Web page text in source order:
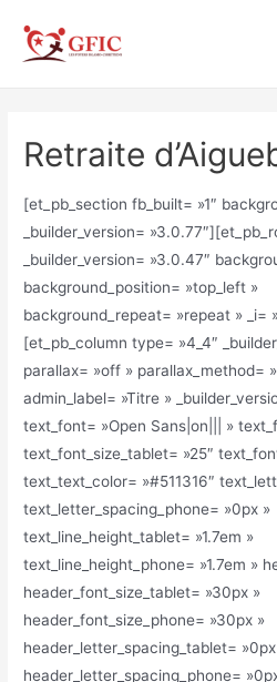
contenu
Retraite
[et_pb_section fb_built= »1″
_builder_version=
_builder_version= »3.0.47″
background_position= »top_left »
background_repeat= »repeat » _i=
[et_pb_column type= »4_4″
parallax= »off » parallax_method=
admin_label= »Titre »
text_font= »Open Sans|on||| »
text_font_size_tablet= »25″
text_text_color= »#511316″
text_letter_spacing_phone= »0px »
text_line_height_tablet= »1.7em »
text_line_height_phone= »1.7em »
header_font_size_tablet= »30px »
header_font_size_phone= »30px »
header_letter_spacing_tablet=
header_letter_spacing_phone=